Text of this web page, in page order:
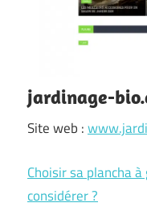
jardinage-
Site web :
Choisir sa plancha
considérer ?